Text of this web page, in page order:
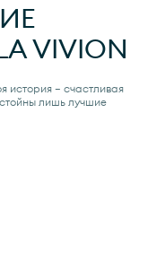
VIVION
история — счастливая
лишь лучшие